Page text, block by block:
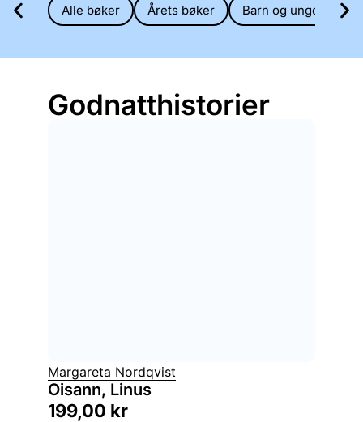
Alle bøker Årets bøker Barn og ungdom
Godnatthistorier
Margareta Nordqvist
Oisann, Linus
199,00 kr